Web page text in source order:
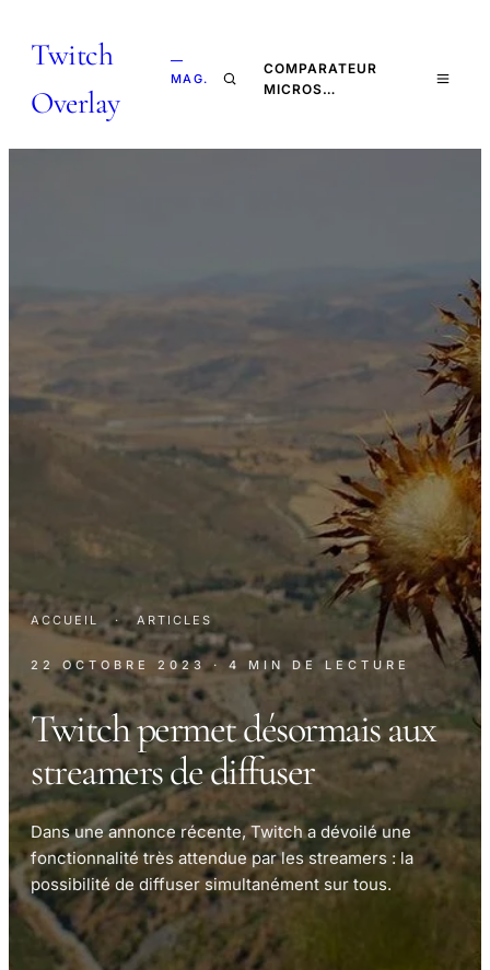
Twitch
Overlay
—
MAG.
COMPARATEUR
MICROS…
ACCUEIL · ARTICLES
22 OCTOBRE 2023 · 4 MIN DE LECTURE
Twitch permet désormais aux
streamers de diffuser
Dans une annonce récente, Twitch a dévoilé une
fonctionnalité très attendue par les streamers : la
possibilité de diffuser simultanément sur tous.